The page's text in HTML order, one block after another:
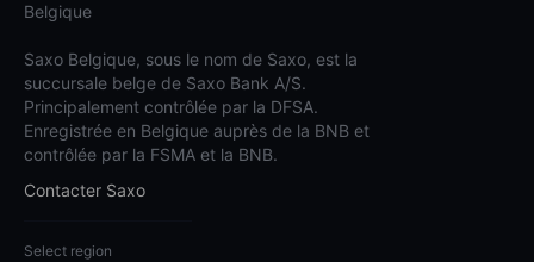
Belgique
Saxo Belgique, sous le nom de Saxo, est la
succursale belge de Saxo Bank A/S.
Principalement contrôlée par la DFSA.
Enregistrée en Belgique auprès de la BNB et
contrôlée par la FSMA et la BNB.
Contacter Saxo
Select region